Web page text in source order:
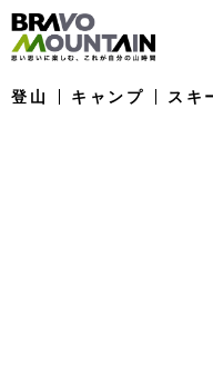
登山 キャンプ スキ